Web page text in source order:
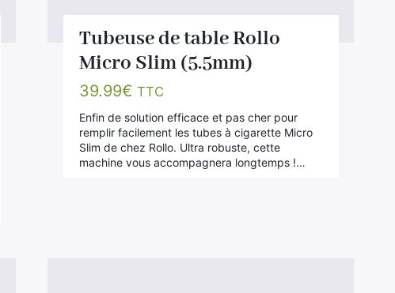
Tubeuse de table Rollo
Micro Slim (5.5mm)
39.99€ TTC
Enfin de solution efficace et pas cher pour
remplir facilement les tubes à cigarette Micro
Slim de chez Rollo. Ultra robuste, cette
machine vous accompagnera longtemps !…